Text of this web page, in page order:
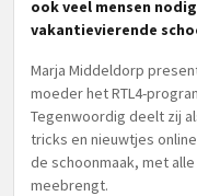
ook veel mensen
vakantievierende
Marja Middeldorp
moeder het RTL4-
Tegenwoordig deelt zij
tricks en nieuwtjes
de schoonmaak, met
meebrengt.